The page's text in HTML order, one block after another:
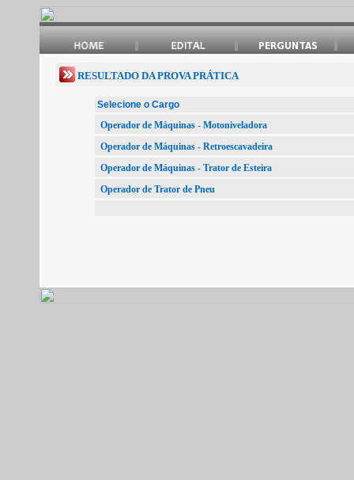
RESULTADO DA PROVA PRÁTICA
Selecione o Cargo
Operador de Máquinas - Motoniveladora
Operador de Máquinas - Retroescavadeira
Operador de Máquinas - Trator de Esteira
Operador de Trator de Pneu